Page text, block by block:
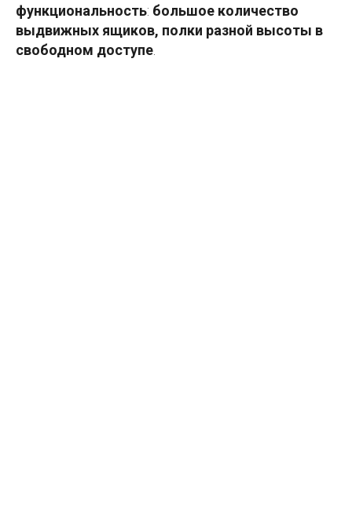
функциональность: большое количество
выдвижных ящиков, полки разной высоты в
свободном доступе